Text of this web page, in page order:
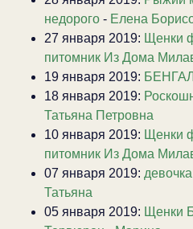
недорого - Елена
27 января 2019: Щенки
питомник Из Дома
19 января 2019:
18 января 2019:
Татьяна Петровна
10 января 2019: Щенки
питомник Из Дома
07 января 2019:
Татьяна
05 января 2019: Щенки